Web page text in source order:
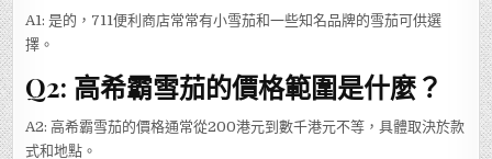
A1: 是的，711便利商店常常有小雪茄和一些知名品牌的雪茄可供選
擇。
Q2: 高希霸雪茄的價格範圍是什麼？
A2: 高希霸雪茄的價格通常從200港元到數千港元不等，具體取決於款
式和地點。